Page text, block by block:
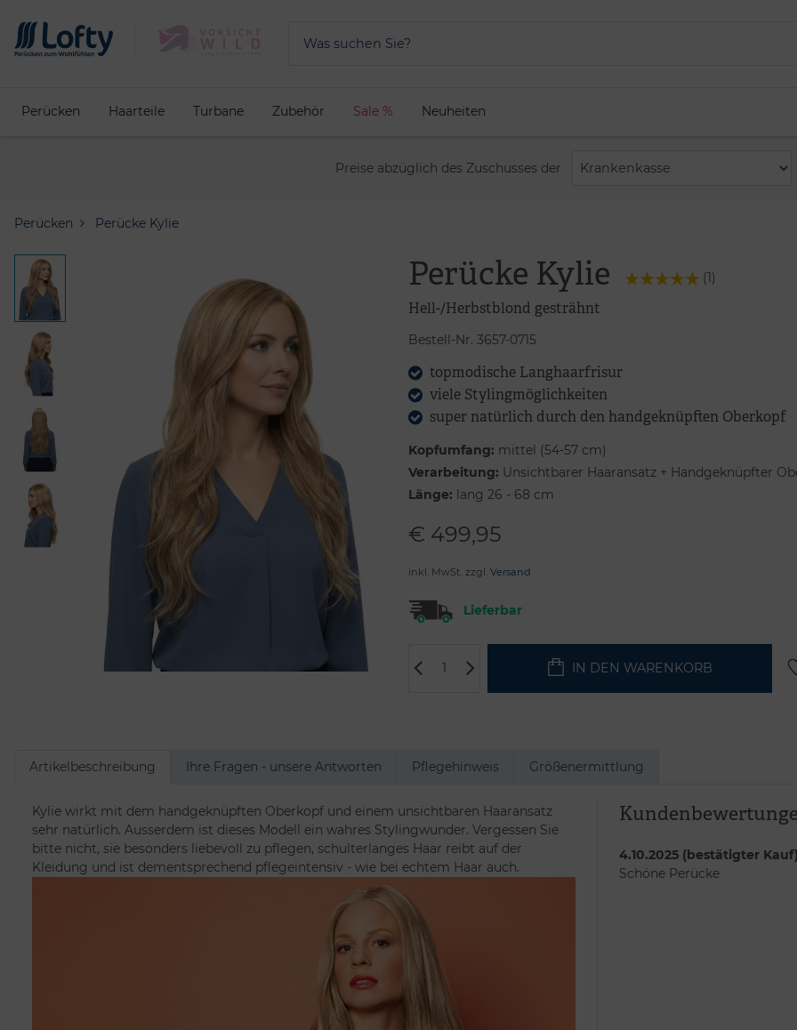
Perücken Haarteile Turbane Zubehör Sale % Neuheiten
Preise abzüglich des Zuschusses der
Perücken Perücke Kylie
Perücke Kylie (1)
Hell-/Herbstblond gesträhnt
Bestell-Nr. 3657-0715
topmodische Langhaarfrisur
viele Stylingmöglichkeiten
super natürlich durch den handgeknüpften Oberkopf
Kopfumfang: mittel (54-57 cm)
Verarbeitung: Unsichtbarer Haaransatz + Handgeknüpfter
Länge: lang 26 - 68 cm
€ 499,95
inkl. MwSt. zzgl. Versand
Lieferbar
IN DEN WARENKORB
Artikelbeschreibung Ihre Fragen - unsere Antworten Pflegehinweis Größenermittlung
Kylie wirkt mit dem handgeknüpften Oberkopf und einem unsichtbaren Haaransatz
sehr natürlich. Ausserdem ist dieses Modell ein wahres Stylingwunder. Vergessen Sie
bitte nicht, sie besonders liebevoll zu pflegen, schulterlanges Haar reibt auf der
Kleidung und ist dementsprechend pflegeintensiv - wie bei echtem Haar auch.
4.10.2025 (bestätigter Kauf)
Schöne Perücke